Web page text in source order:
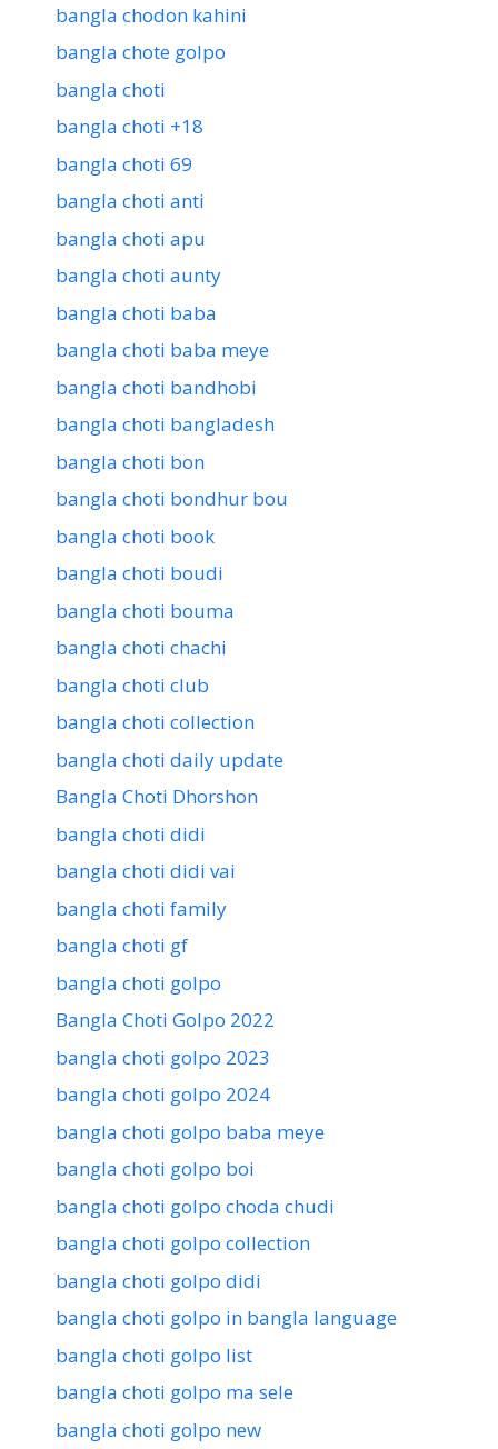
bangla chodon kahini
bangla chote golpo
bangla choti
bangla choti +18
bangla choti 69
bangla choti anti
bangla choti apu
bangla choti aunty
bangla choti baba
bangla choti baba meye
bangla choti bandhobi
bangla choti bangladesh
bangla choti bon
bangla choti bondhur bou
bangla choti book
bangla choti boudi
bangla choti bouma
bangla choti chachi
bangla choti club
bangla choti collection
bangla choti daily update
Bangla Choti Dhorshon
bangla choti didi
bangla choti didi vai
bangla choti family
bangla choti gf
bangla choti golpo
Bangla Choti Golpo 2022
bangla choti golpo 2023
bangla choti golpo 2024
bangla choti golpo baba meye
bangla choti golpo boi
bangla choti golpo choda chudi
bangla choti golpo collection
bangla choti golpo didi
bangla choti golpo in bangla language
bangla choti golpo list
bangla choti golpo ma sele
bangla choti golpo new